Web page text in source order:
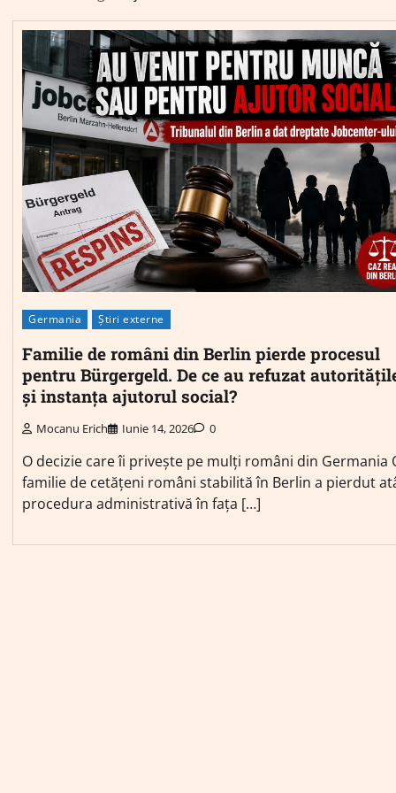
Germania Știri externe
Familie de români din Berlin pierde procesul
pentru Bürgergeld. De ce au refuzat
și instanța ajutorul social?
Mocanu Erich Iunie 14, 2026 0
O decizie care îi privește pe mulți români din Germania
familie de cetățeni români stabilită în Berlin a pierdut
procedura administrativă în fața […]